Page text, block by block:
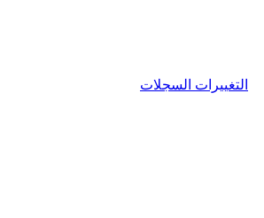
التغييرات السجلات